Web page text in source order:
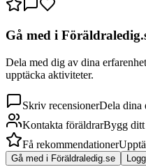
Gå med i
Dela med dig av dina
upptäcka aktiviteter.
Skriv recensionerDela dina
Kontakta föräldrarBygg
Få rekommendationer
Gå med i Föräldraledig.se